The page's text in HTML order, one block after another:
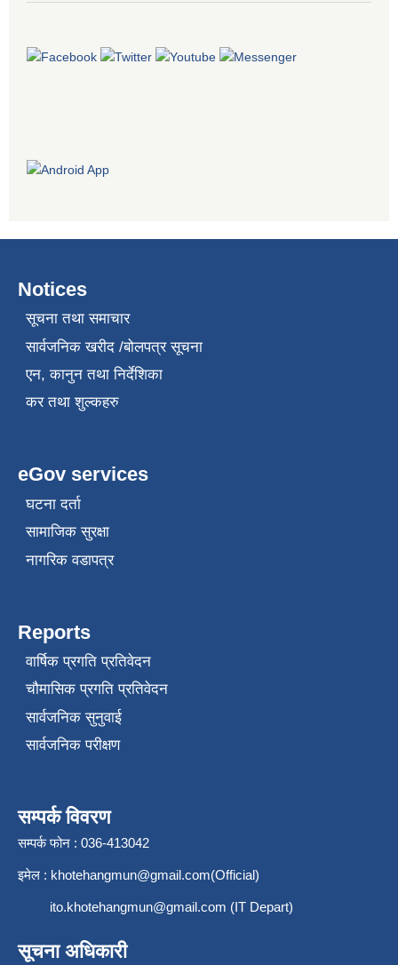
Notices
सूचना तथा समाचार
सार्वजनिक खरीद /बोलपत्र सूचना
एन, कानुन तथा निर्देशिका
कर तथा शुल्कहरु
eGov services
घटना दर्ता
सामाजिक सुरक्षा
नागरिक वडापत्र
Reports
वार्षिक प्रगति प्रतिवेदन
चौमासिक प्रगति प्रतिवेदन
सार्वजनिक सुनुवाई
सार्वजनिक परीक्षण
सम्पर्क विवरण
सम्पर्क फोन : 036-413042
इमेल : khotehangmun@gmail.com(Official)
ito.khotehangmun@gmail.com (IT Depart)
सूचना अधिकारी